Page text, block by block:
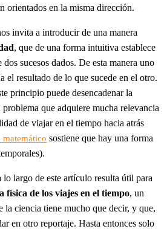
orientados en la misma dirección.
invita a introducir de una manera
, que de una forma intuitiva establece
sucesos dados. De esta manera uno
el resultado de lo que sucede en el otro.
principio puede desencadenar la
que adquiere mucha relevancia
de viajar en el tiempo hacia atrás
sostiene que hay una forma
largo de este artículo resulta útil para
física de los viajes en el tiempo, un
la ciencia tiene mucho que decir, y que,
en otro reportaje. Hasta entonces solo